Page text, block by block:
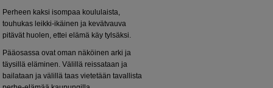
Perheen kaksi isompaa koululaista,
touhukas leikki-ikäinen ja kevätvauva
pitävät huolen, ettei elämä käy tylsäksi.
Pääosassa ovat oman näköinen arki ja
täysillä eläminen. Välillä reissataan ja
bailataan ja välillä taas vietetään tavallista